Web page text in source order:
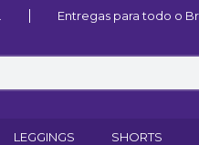
Entregas para todo o
LEGGINGS SHORTS